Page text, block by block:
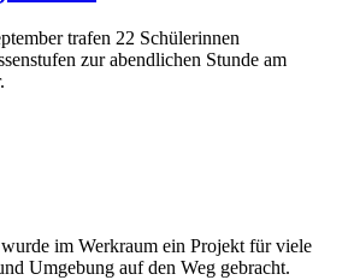
trafen 22 Schülerinnen
zur abendlichen Stunde am
im Werkraum ein Projekt für viele
Umgebung auf den Weg gebracht.